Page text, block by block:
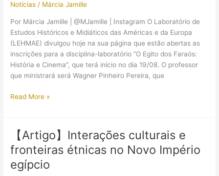
aqui!
Notícias / Márcia Jamille
Por Márcia Jamille | @MJamille | Instagram O Laboratório de
Estudos Históricos e Midiáticos das Américas e da Europa
(LEHMAE) divulgou hoje na sua página que estão abertas as
inscrições para a disciplina-laboratório “O Egito dos Faraós:
História e Cinema”, que terá início no dia 19/08. O professor
que ministrará será Wagner Pinheiro Pereira, que
Próxima
Laboratório
LEHMAE
para
alunos
da
Read More »
【Artigo】Interações culturais e
fronteiras étnicas no Novo Império
egípcio